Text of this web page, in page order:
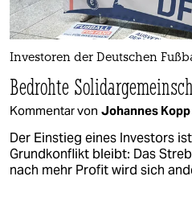
Investoren der Deutschen
Bedrohte
Kommentar von Johannes Kopp
Der Einstieg eines Investors
Grundkonflikt bleibt: Das
nach mehr Profit wird sich